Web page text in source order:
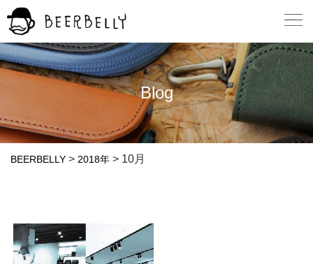
Blog
BEERBELLY > 2018年 > 10月